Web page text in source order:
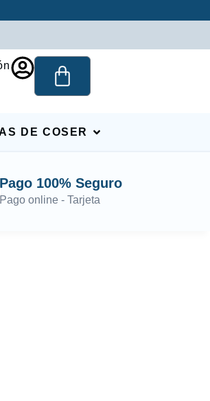
DE COSER
Pago 100% Seguro
Pago online - Tarjeta